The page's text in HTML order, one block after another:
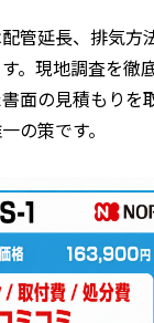
管延長、排気方
。現地調査を徹
面の見積もりを
の策です。